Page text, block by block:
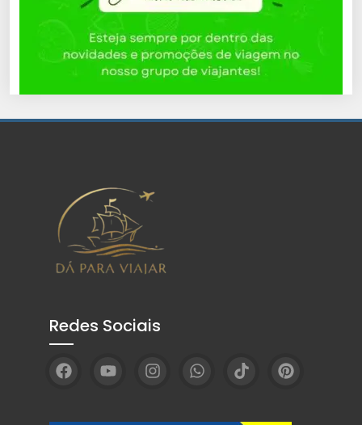
Redes Sociais